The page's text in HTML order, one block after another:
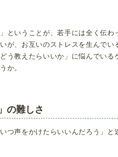
ということが、若手には全く伝わ
が、お互いのストレスを生んでい
う教えたらいいか」に悩んでいる
か。
の難しさ
つ声をかけたらいいんだろう」と